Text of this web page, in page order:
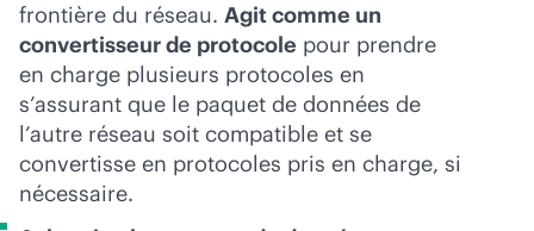
frontière du réseau. Agit comme un
convertisseur de protocole pour prendre
en charge plusieurs protocoles en
s’assurant que le paquet de données de
l’autre réseau soit compatible et se
convertisse en protocoles pris en charge, si
nécessaire.